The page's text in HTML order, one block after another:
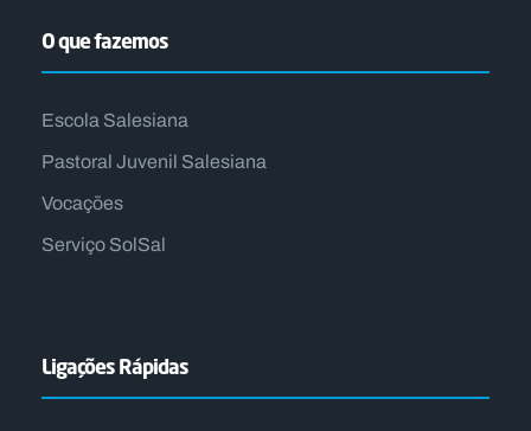
O que fazemos
Escola Salesiana
Pastoral Juvenil Salesiana
Vocações
Serviço SolSal
Ligações Rápidas